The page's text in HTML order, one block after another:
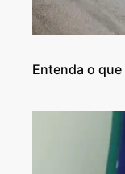
Entenda o